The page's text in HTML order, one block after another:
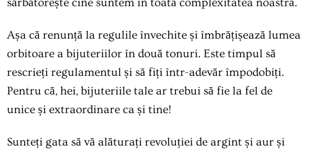
Așa că renunță la regulile învechite și îmbrățișează lumea
orbitoare a bijuteriilor în două tonuri. Este timpul să
rescrieți regulamentul și să fiți într-adevăr împodobiți.
Pentru că, hei, bijuteriile tale ar trebui să fie la fel de
unice și extraordinare ca și tine!
Sunteți gata să vă alăturați revoluției de argint și aur și